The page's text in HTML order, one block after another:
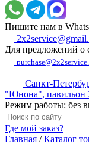
Пишите нам в
Для предложений о
Санкт-
"Юнона", павильон
Режим работы: без
Где мой заказ?
Главная /Каталог